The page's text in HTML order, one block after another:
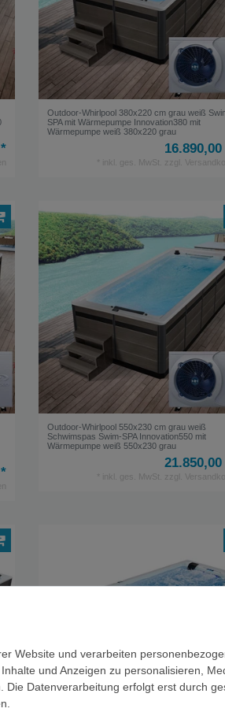
Outdoor-Whirlpool 380x220 cm grau weiß
SPA mit Wärmepumpe Innovation380 mit
Wärmepumpe weiß 380x220 grau
inkl. ges. MwSt. zzgl.
Outdoor-Whirlpool 550x230 cm grau weiß
Schwimspas Swim-SPA Innovation550 mit
Wärmepumpe weiß 550x230 grau
inkl. ges. MwSt. zzgl.
Website und verarbeiten
und Anzeigen zu personalisieren,
Datenverarbeitung erfolgt erst durch